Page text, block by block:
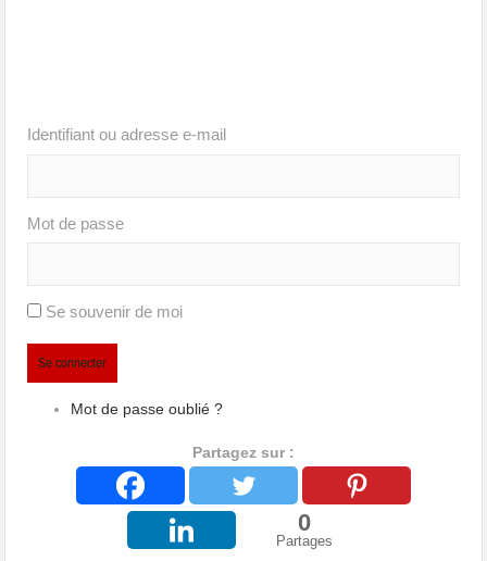
Identifiant ou adresse e-mail
Mot de passe
Se souvenir de moi
Se connecter
Mot de passe oublié ?
Partagez sur :
0
Partages